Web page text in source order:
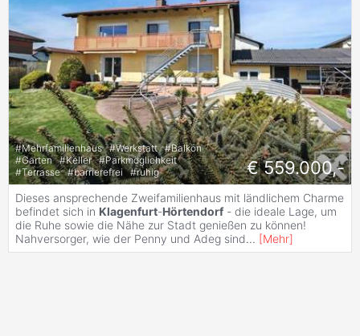
#Mehrfamilienhaus #Werkstatt #Balkon
#Garten #Keller #Parkmöglichkeit
#Terrasse #barrierefrei #ruhig € 559.000,-
Dieses ansprechende Zweifamilienhaus mit ländlichem Charme
befindet sich in Klagenfurt-Hörtendorf - die ideale Lage, um
die Ruhe sowie die Nähe zur Stadt genießen zu können!
Nahversorger, wie der Penny und Adeg sind... [Mehr]